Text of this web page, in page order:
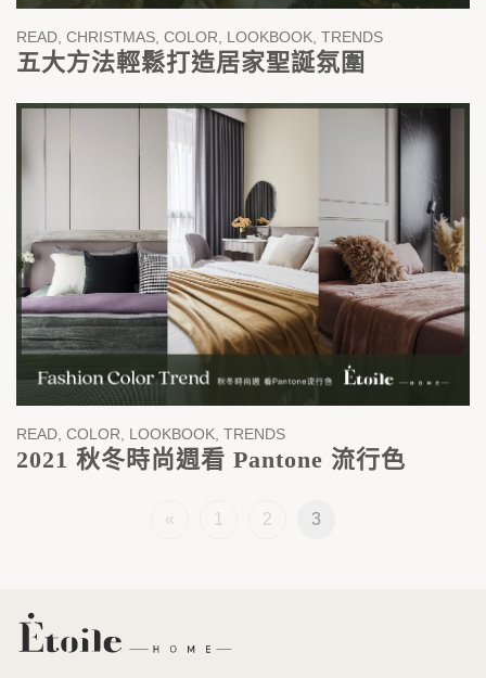
READ, CHRISTMAS, COLOR, LOOKBOOK, TRENDS
五大方法輕鬆打造居家聖誕氛圍
READ, COLOR, LOOKBOOK, TRENDS
2021 秋冬時尚週看 Pantone 流行色
« 1 2 3